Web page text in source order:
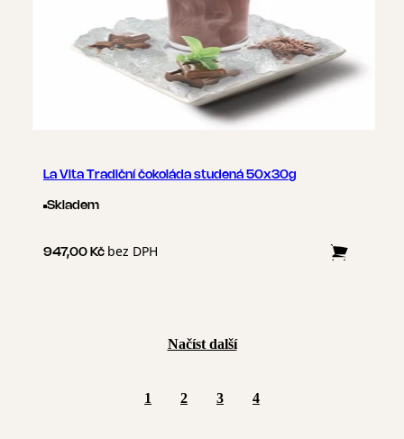
La Vita Tradiční čokoláda studená 50x30g
Skladem
947,00 Kč bez DPH
Načíst další
1 2 3 4